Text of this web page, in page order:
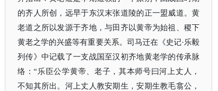
的齐人所创，远早于东汉末张道陵的正一盟威道。黄
老道之所以发源于齐地，与田齐以黄帝为始祖、稷下
黄老之学的兴盛等有重要关系。司马迁在《史记·乐毅
列传》中记载了一支战国至汉初齐地黄老学的传承脉
络：“乐臣公学黄帝、老子，其本师号曰河上丈人，
不知其所出。河上丈人教安期生，安期生教毛翕公，